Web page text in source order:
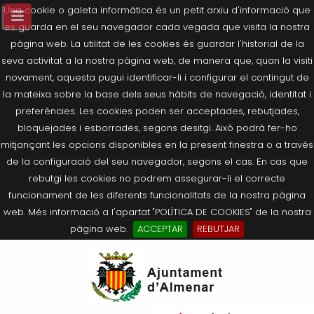
Una cookie o galeta informàtica és un petit arxiu d'informació que
es guarda en el seu navegador cada vegada que visita la nostra
pàgina web. La utilitat de les cookies és guardar l'historial de la
seva activitat a la nostra pàgina web, de manera que, quan la visiti
novament, aquesta pugui identificar-li i configurar el contingut de
la mateixa sobre la base dels seus hàbits de navegació, identitat i
preferències. Les cookies poden ser acceptades, rebutjades,
bloquejades i esborrades, segons desitgi. Això podrà fer-ho
mitjançant les opcions disponibles en la present finestra o a través
de la configuració del seu navegador, segons el cas. En cas que
rebutgi les cookies no podrem assegurar-li el correcte
funcionament de les diferents funcionalitats de la nostra pàgina
web. Més informació a l'apartat "POLÍTICA DE COOKIES" de la nostra
pàgina web.
ACCEPTAR
REBUTJAR
Salutació de l’Alcaldessa
Composició Consistori
Agricultura, Ramaderia i Medi
Què és la Seu Electrònica?
Últimes publicacions